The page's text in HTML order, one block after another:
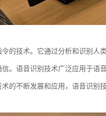
的技术。它通过分析和识别人
。语音识别技术广泛应用于语
的不断发展和应用，语音识别